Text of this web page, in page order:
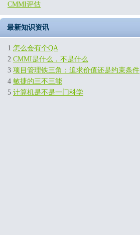
CMMI评估
最新知识资讯
1 怎么会有个QA
2 CMMI是什么，不是什么
3 项目管理铁三角：追求价值还是约束条件
4 敏捷的三不三能
5 计算机是不是一门科学